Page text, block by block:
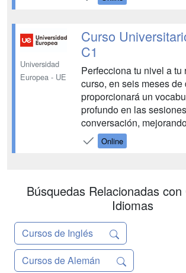
alumnos de todo el
y pronunciaciones. Además, podrás
mejorar tu niv...
Universidad
Europea - UE
Curso
C1
Perfecciona tu nivel a tu
curso, en seis meses de
proporcionará un vocabulario rico y
profundo en las
conversación,
y desarrollo profesional
Mejorarás también tu
desde el in...
Online
Búsquedas Relacionadas
Idiomas
Cursos de Inglés
Cursos de Alemán